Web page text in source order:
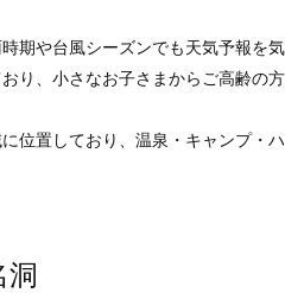
期や台風シーズンでも天気予報を
り、小さなお子さまからご高齢の
位置しており、温泉・キャンプ・
洞